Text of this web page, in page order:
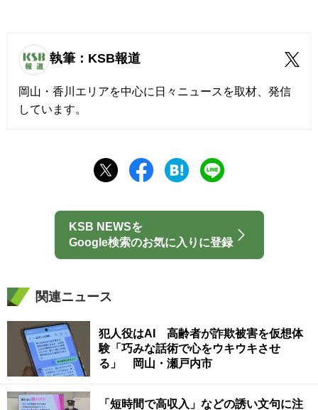
執筆：KSB報道
岡山・香川エリアを中心に日々ニュースを取材、発信
しています。
KSB NEWSを
Google検索のお気に入りに登録
関連ニュース
犯人役はAI 高齢者が詐欺被害を仮想体
験「巧みな話術で心をウキウキさせ
る」 岡山・瀬戸内市
「短時間で高収入」などの誘い文句に注